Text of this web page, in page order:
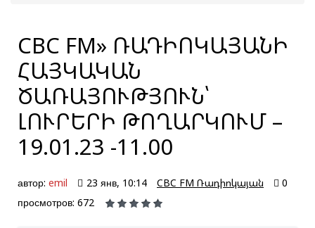
CBC FM» ՌԱԴԻՈԿԱՅԱՆԻ
ՀԱՅԿԱԿԱՆ
ԾԱՌԱՅՈՒԹՅՈՒՆ՝
ԼՈՒՐԵՐԻ ԹՈՂԱՐԿՈՒՄ –
19.01.23 -11.00
автор: emil 23 янв, 10:14 CBC FM Ռադիոկայան
0
просмотров: 672